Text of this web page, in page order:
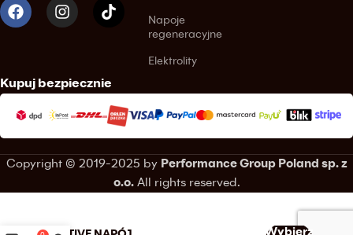
Napoje
regeneracyjne
Elektrolity
Kupuj bezpiecznie
Copyright © 2019-2025 by Performance Group Poland sp. z
o.o.All rights reserved.
Wybierz